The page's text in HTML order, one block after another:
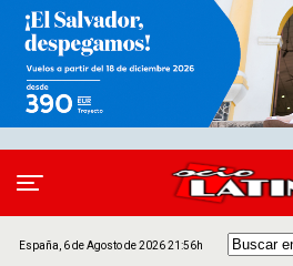
España, 6 de Agosto de 2026 21:56h